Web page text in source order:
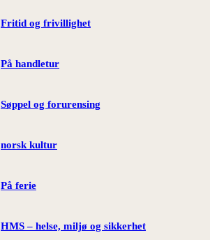
Fritid og frivillighet
På handletur
Søppel og forurensing
norsk kultur
På ferie
HMS – helse, miljø og sikkerhet